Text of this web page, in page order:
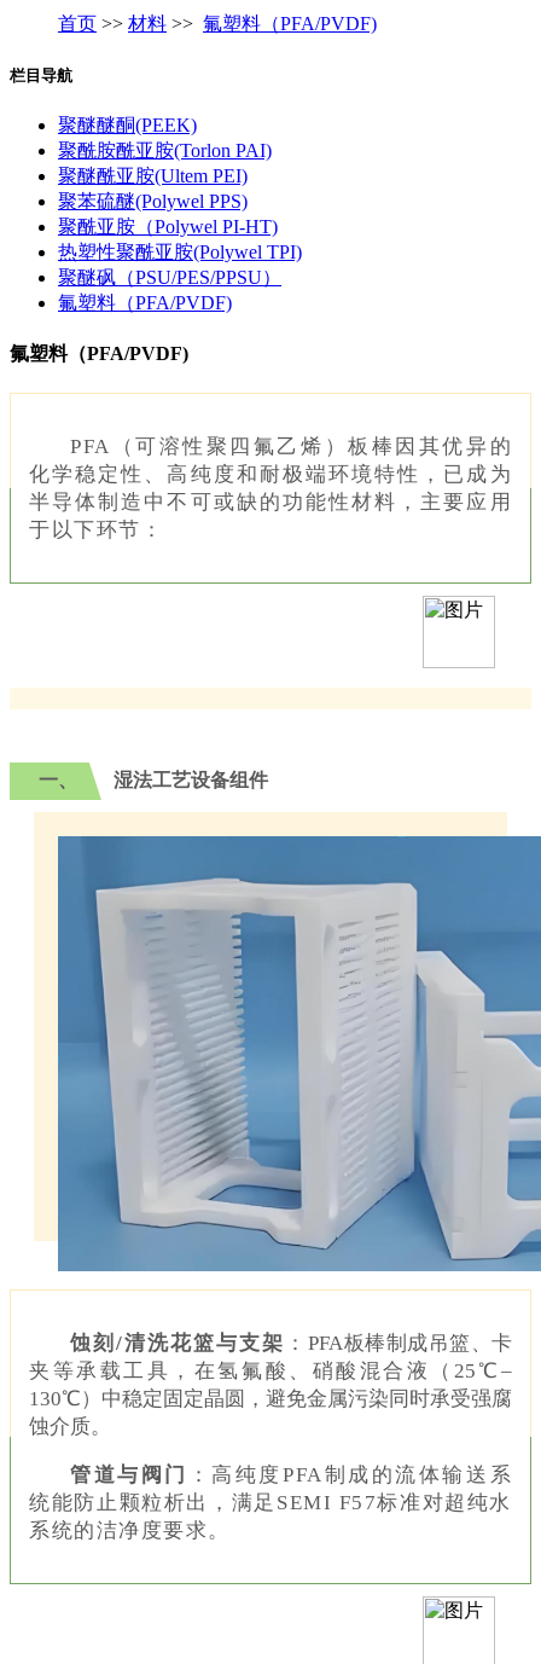
首页 >> 材料 >> 氟塑料（PFA/PVDF)
栏目导航
聚醚醚酮(PEEK)
聚酰胺酰亚胺(Torlon PAI)
聚醚酰亚胺(Ultem PEI)
聚苯硫醚(Polywel PPS)
聚酰亚胺（Polywel PI-HT)
热塑性聚酰亚胺(Polywel TPI)
聚醚砜（PSU/PES/PPSU）
氟塑料（PFA/PVDF)
氟塑料（PFA/PVDF)
PFA（可溶性聚四氟乙烯）板棒因其优异的
化学稳定性、高纯度和耐极端环境特性，已成为
半导体制造中不可或缺的功能性材料，主要应用
于以下环节：
一、 湿法工艺设备组件
蚀刻 /清洗花篮与支架 ‌：PFA板棒制成吊篮、卡
夹等承载工具，在氢氟酸、硝酸混合液（25℃–
130℃）中稳定固定晶圆，避免金属污染同时承受强腐
蚀介质。
管道与阀门
：高纯度PFA制成的流体输送系
统能防止颗粒析出，满足SEMI F57标准对超纯水
系统的洁净度要求。